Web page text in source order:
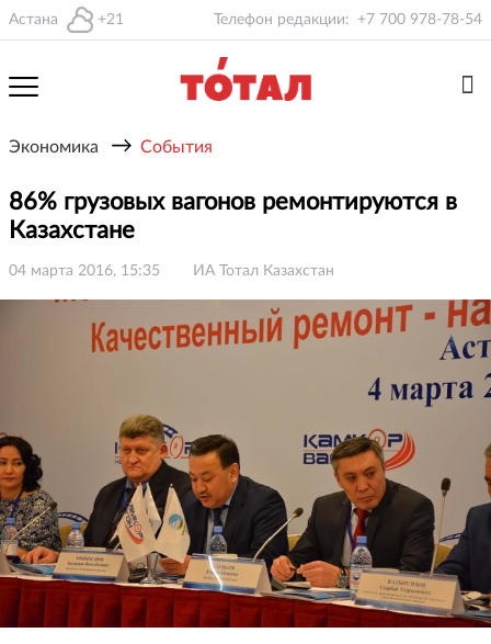
Астана +21 Телефон редакции: +7 700 978-78-54
Экономика → События
86% грузовых вагонов ремонтируются в
Казахстане
04 марта 2016, 15:35 ИА Тотал Казахстан